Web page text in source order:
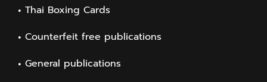
Thai Boxing Cards
Counterfeit free publications
General publications